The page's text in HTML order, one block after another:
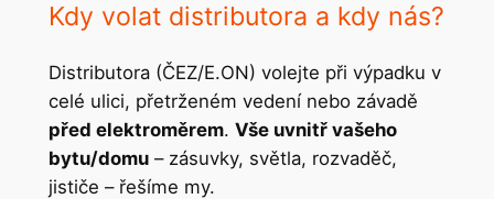
Kdy volat distributora a kdy nás?
Distributora (ČEZ/E.ON) volejte při výpadku v
celé ulici, přetrženém vedení nebo závadě
před elektroměrem. Vše uvnitř vašeho
bytu/domu– zásuvky, světla, rozvaděč,
jističe – řešíme my.